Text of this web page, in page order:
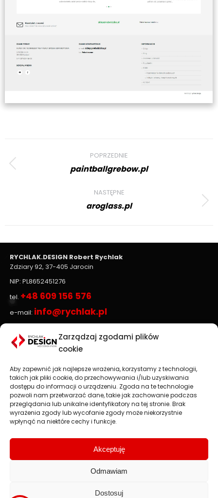
Zarządzaj zgodami plików
cookie
Aby zapewnić jak najlepsze wrażenia, korzystamy z technologii,
takich jak pliki cookie, do przechowywania i/lub uzyskiwania
dostępu do informacji o urządzeniu. Zgoda na te technologie
pozwoli nam przetwarzać dane, takie jak zachowanie podczas
przeglądania lub unikalne identyfikatory na tej stronie. Brak
wyrażenia zgody lub wycofanie zgody może niekorzystnie
wpłynąć na niektóre cechy i funkcje.
Akceptuję
Odmawiam
Dostosuj
navigation
POPRZEDNIE
Previous
paintballgrebow.pl
NASTĘPNE
Next
aroglass.pl
RYCHLAK.DESIGN Robert Rychlak
Zdziary 92, 37-405 Jarocin
NIP: PL8652451276
tel. +48 609 156 576
e-mail: info@rychlak.pl
Strony www, sklepy internetowe
Projektowanie stron wwwjest głównym profilem
działalności firmyRYCHLAK.DESIGN. Tworzymy profesjonalne
strony www oraz sklepy internetowe zgodnie z najnowszymi
trendami na rynku.
Najważniejsza jest dla nas satysfakcja Klienta, dlatego każdy
projekt traktujemy jako wspaniałe wyzwanie.
Strony i sklepy internetowe: Stalowa Wola, Rzeszów, Przemyśl,
Jarosław, Nisko, Tarnobrzeg.